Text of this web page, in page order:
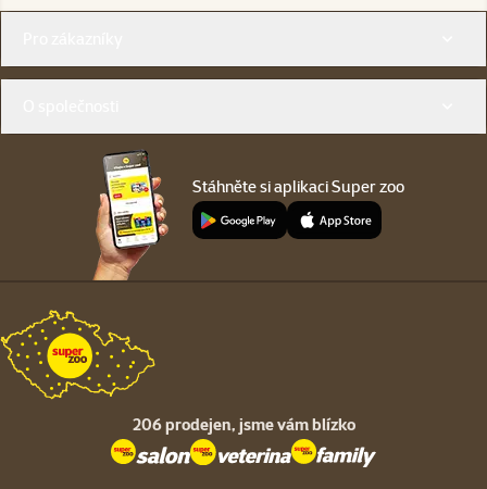
Stáhněte si aplikaci Super zoo
206 prodejen, jsme vám blízko